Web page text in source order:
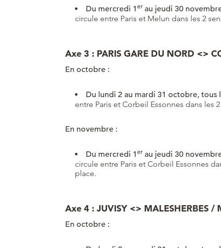
Du mercredi 1er au jeudi 30
circule entre Paris et Melun dans les 2
Axe 3 : PARIS GARE DU NORD <>
En octobre :
Du lundi 2 au mardi 31 octobre, tous
entre Paris et Corbeil Essonnes dans les
En novembre :
Du mercredi 1er au jeudi 30
circule entre Paris et Corbeil Essonnes
place.
Axe 4 : JUVISY <> MALESHERBES /
En octobre :